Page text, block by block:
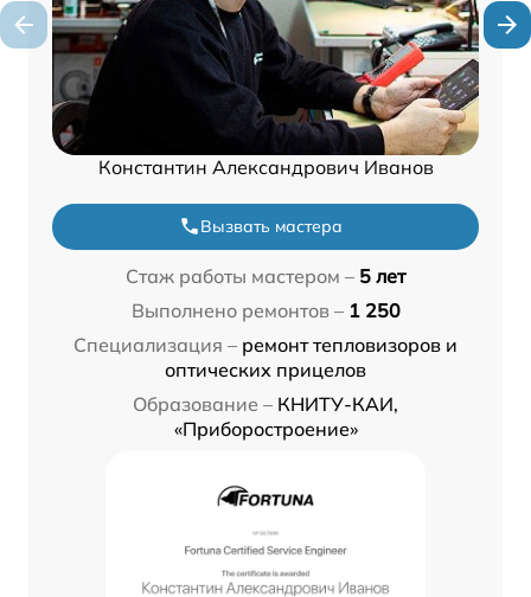
Константин Александрович Иванов
Вызвать мастера
Стаж работы мастером – 5 лет
Выполнено ремонтов – 1 250
Специализация – ремонт тепловизоров и
оптических прицелов
Образование – КНИТУ-КАИ,
«Приборостроение»